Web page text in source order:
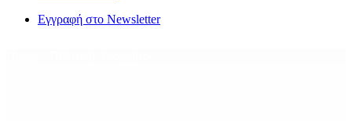
Εγγραφή στο Newsletter